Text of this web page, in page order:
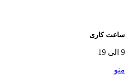
ساعت کاری
9 الی 19
منو